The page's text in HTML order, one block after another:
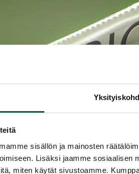
sisällön ja mainosten
Lisäksi jaamme sosiaalisen
miten käytät sivustoamme.